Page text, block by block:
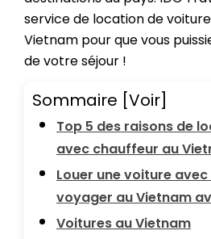
service de location de
Vietnam pour que vous
de votre séjour !
Sommaire [Voir]
Top 5 des raisons de
avec chauffeur au
Louer une voiture
voyager au Vietnam
Voitures au Vietnam